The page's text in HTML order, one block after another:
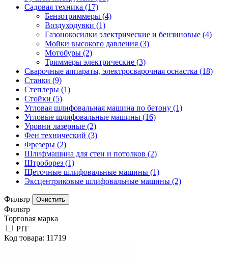
Садовая техника (17)
Бензотриммеры (4)
Воздуходувки (1)
Газонокосилки электрические и бензиновые (4)
Мойки высокого давления (3)
Мотобуры (2)
Триммеры электрические (3)
Сварочные аппараты, электросварочная оснастка (18)
Станки (9)
Степлеры (1)
Стойки (5)
Угловая шлифовальная машина по бетону (1)
Угловые шлифовальные машины (16)
Уровни лазерные (2)
Фен технический (3)
Фрезеры (2)
Шлифмашина для стен и потолков (2)
Штроборез (1)
Щеточные шлифовальные машины (1)
Эксцентриковые шлифовальные машины (2)
Фильтр
Фильтр
Торговая марка
PIT
Код товара: 11719